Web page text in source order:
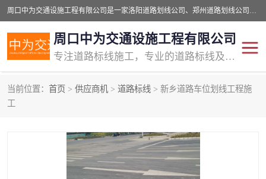
周口中为交通设施工程有限公司是一家洛阳道路划线公司、郑州道路划线公司、平顶山道路车位划线公司、开封车位划线公司、许昌道路车位划线公司、漯河道路车位划线公司，公司始终坚持“诚信、匠心、专注”的宗旨；我们的经营理念是：的服务。
周口中为交通设施工程有限公司
专注道路标线施工，专业的道路标线及交通设施施工服务商!
当前位置： 首页 > 供应商机 > 道路标线 > 新乡道路车位划线工程施
工
道路标线划线 马路标线
道路划线